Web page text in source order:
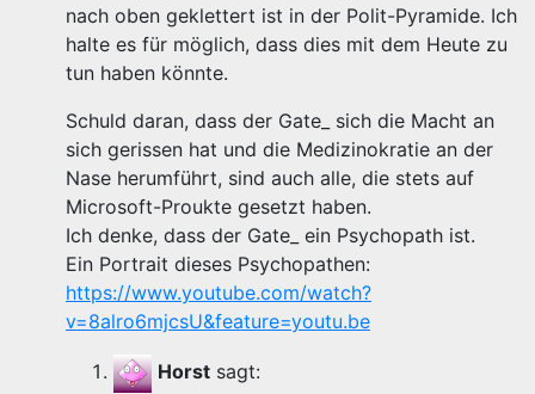
nach oben geklettert ist in der Polit-Pyramide. Ich
halte es für möglich, dass dies mit dem Heute zu
tun haben könnte.
Schuld daran, dass der Gate_ sich die Macht an
sich gerissen hat und die Medizinokratie an der
Nase herumführt, sind auch alle, die stets auf
Microsoft-Proukte gesetzt haben.
Ich denke, dass der Gate_ ein Psychopath ist.
Ein Portrait dieses Psychopathen:
https://www.youtube.com/watch?
v=8alro6mjcsU&feature=youtu.be
Horst sagt: